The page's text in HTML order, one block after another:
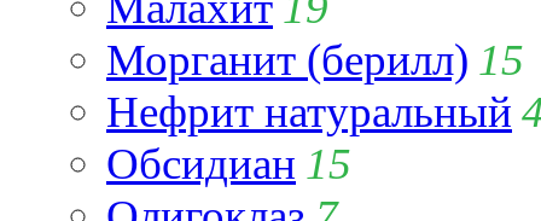
Морганит (берилл) 15
Нефрит натуральный
Обсидиан 15